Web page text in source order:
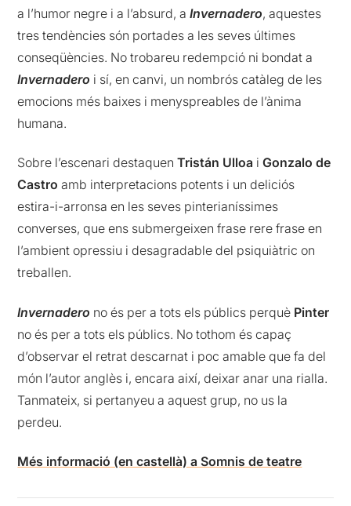
a l’humor negre i a l’absurd, aInvernadero, aquestes
tres tendències són portades a les seves últimes
conseqüències. No trobareu redempció ni bondat a
Invernadero i sí, en canvi, un nombrós catàleg de les
emocions més baixes i menyspreables de l’ànima
humana.
Sobre l’escenari destaquenTristán Ulloa iGonzalo de
Castro amb interpretacions potents i un deliciós
estira-i-arronsa en les seves pinterianíssimes
converses, que ens submergeixen frase rere frase en
l’ambient opressiu i desagradable del psiquiàtric on
treballen.
Invernadero no és per a tots els públics perquè Pinter
no és per a tots els públics. No tothom és capaç
d’observar el retrat descarnat i poc amable que fa del
món l’autor anglès i, encara així, deixar anar una rialla.
Tanmateix, si pertanyeu a aquest grup, no us la
perdeu.
Més informació (en castellà) a Somnis de teatre